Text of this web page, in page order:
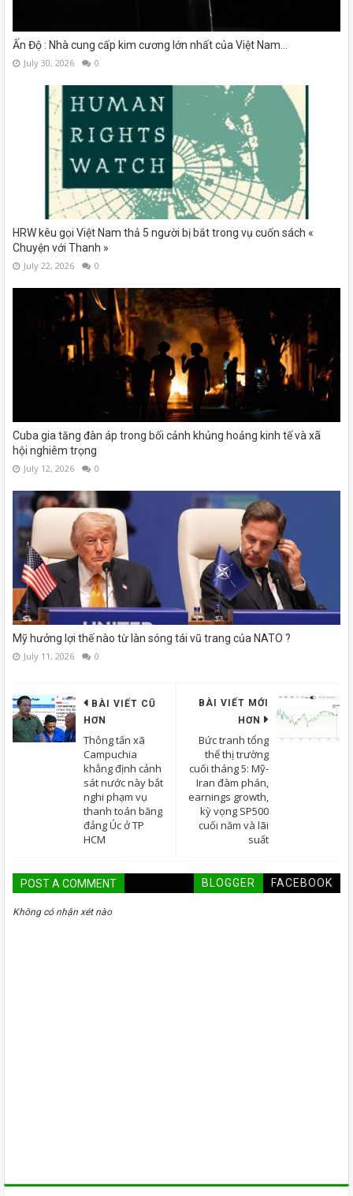
Ấn Độ : Nhà cung cấp kim cương lớn nhất của Việt Nam...
July 30, 2026 0
HRW kêu gọi Việt Nam thả 5 người bị bắt trong vụ cuốn sách «
Chuyện với Thanh »
July 22, 2026 0
Cuba gia tăng đàn áp trong bối cảnh khủng hoảng kinh tế và xã
hội nghiêm trọng
July 12, 2026 0
Mỹ hưởng lợi thế nào từ làn sóng tái vũ trang của NATO ?
July 11, 2026 0
BÀI VIẾT MỚI
HƠN
Bức tranh tổng
thể thị trường
cuối tháng 5: Mỹ-
Iran đàm phán,
earnings growth,
kỳ vọng SP500
cuối năm và lãi
suất
BÀI VIẾT CŨ
HƠN
Thông tấn xã
Campuchia
khẳng định cảnh
sát nước này bắt
nghi phạm vụ
thanh toán băng
đảng Úc ở TP
HCM
POST A COMMENT BLOGGER FACEBOOK
Không có nhận xét nào